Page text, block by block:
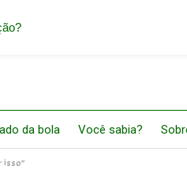
da bola Você sabia?
isso”